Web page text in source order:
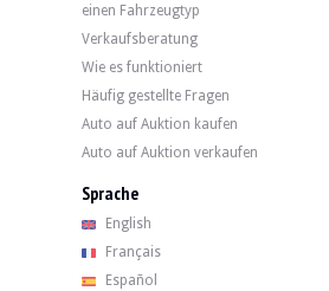
Carrera aus dem Jahr 1998 mit
einen Fahrzeugtyp
Verkaufsberatung
Wie es funktioniert
Häufig gestellte Fragen
Auto auf Auktion kaufen
Auto auf Auktion verkaufen
Sprache
English
Français
Español